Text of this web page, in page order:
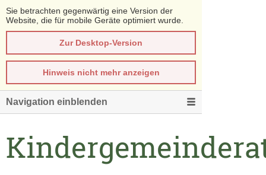
Sie betrachten gegenwärtig eine Version der
Website, die für mobile Geräte optimiert wurde.
Zur Desktop-Version
Hinweis nicht mehr anzeigen
Navigation einblenden